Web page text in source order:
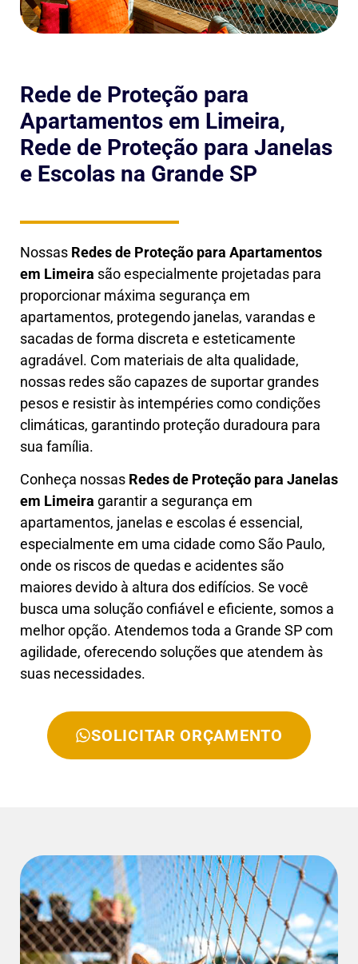
Rede de Proteção para
Apartamentos em Limeira,
Rede de Proteção para Janelas
e Escolas na Grande SP
Nossas Redes de Proteção para Apartamentos
em Limeira são especialmente projetadas para
proporcionar máxima segurança em
apartamentos, protegendo janelas, varandas e
sacadas de forma discreta e esteticamente
agradável. Com materiais de alta qualidade,
nossas redes são capazes de suportar grandes
pesos e resistir às intempéries como condições
climáticas, garantindo proteção duradoura para
sua família.
Conheça nossas Redes de Proteção para Janelas
em Limeira garantir a segurança em
apartamentos, janelas e escolas é essencial,
especialmente em uma cidade como São Paulo,
onde os riscos de quedas e acidentes são
maiores devido à altura dos edifícios. Se você
busca uma solução confiável e eficiente, somos a
melhor opção. Atendemos toda a Grande SP com
agilidade, oferecendo soluções que atendem às
suas necessidades.
SOLICITAR ORÇAMENTO